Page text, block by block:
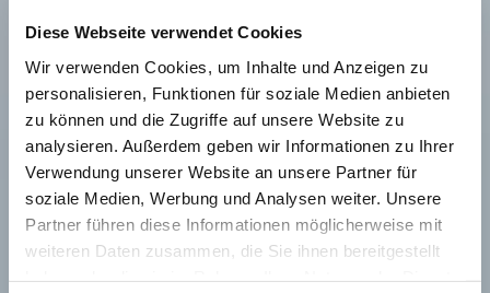
Diese Webseite verwendet Cookies
Wir verwenden Cookies, um Inhalte und Anzeigen zu
personalisieren, Funktionen für soziale Medien anbieten
zu können und die Zugriffe auf unsere Website zu
analysieren. Außerdem geben wir Informationen zu Ihrer
Verwendung unserer Website an unsere Partner für
soziale Medien, Werbung und Analysen weiter. Unsere
Partner führen diese Informationen möglicherweise mit
weiteren Daten zusammen, die Sie ihnen bereitgestellt